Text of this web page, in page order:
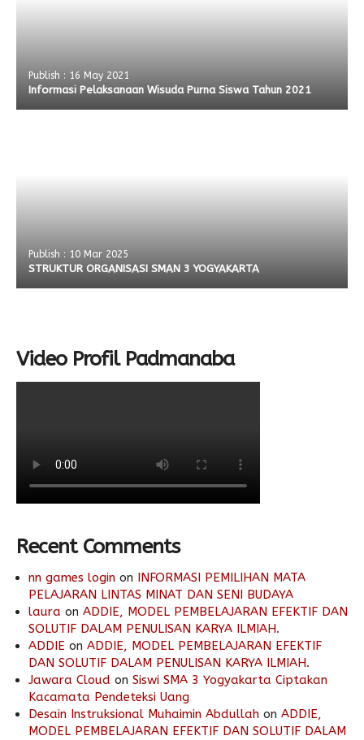
Publish : 16 May 2021
Informasi Pelaksanaan Wisuda Purna Siswa Tahun 2021
Publish : 10 Mar 2025
STRUKTUR ORGANISASI SMAN 3 YOGYAKARTA
Video Profil Padmanaba
Recent Comments
nn games login on INFORMASI PEMILIHAN MATA
PELAJARAN LINTAS MINAT DAN SENI BUDAYA
laura on ADDIE, MODEL PEMBELAJARAN EFEKTIF DAN
SOLUTIF DALAM PENULISAN KARYA ILMIAH.
ADDIE on ADDIE, MODEL PEMBELAJARAN EFEKTIF
DAN SOLUTIF DALAM PENULISAN KARYA ILMIAH.
Jawara Cloud on Siswi SMA 3 Yogyakarta Ciptakan
Kacamata Pendeteksi Uang
Desain Instruksional Muhaimin Abdullah on ADDIE,
MODEL PEMBELAJARAN EFEKTIF DAN SOLUTIF DALAM